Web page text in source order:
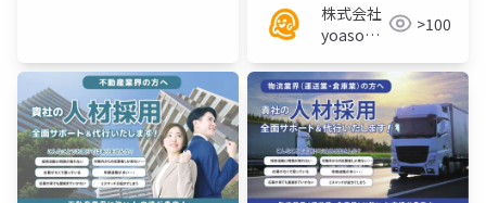
株式会社
yoasobi
ナー様
>100